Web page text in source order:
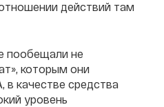
действий там
пообещали не
которым они
качестве средства
уровень